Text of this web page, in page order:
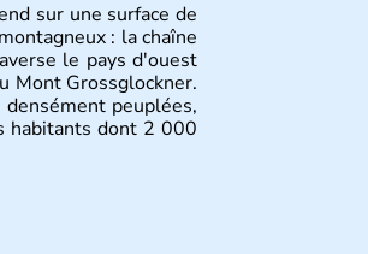
sur une surface de
: la chaîne
le pays d'ouest
Mont Grossglockner.
peuplées,
habitants dont 2 000